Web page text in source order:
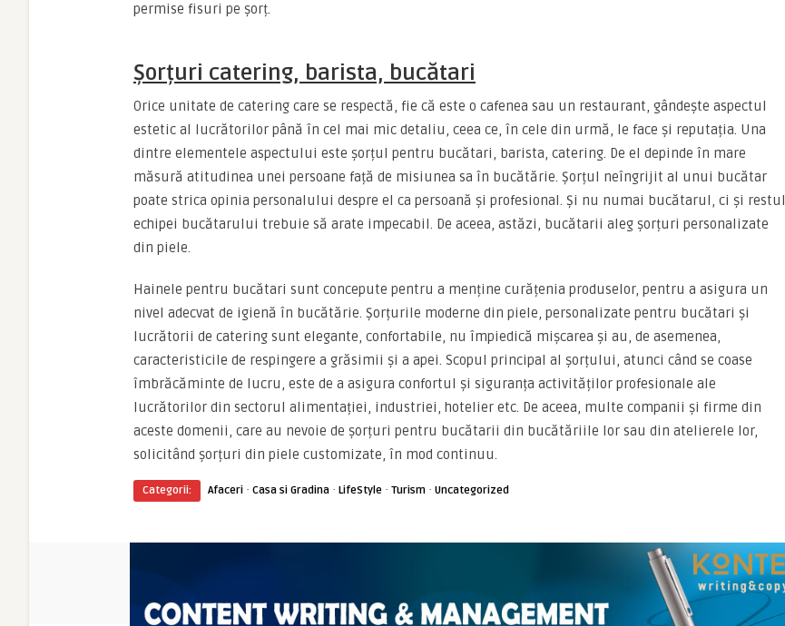
permise fisuri pe șorț.
Șorțuri catering, barista, bucătari
Orice unitate de catering care se respectă, fie că este o cafenea sau un restaurant, gândește aspectul
estetic al lucrătorilor până în cel mai mic detaliu, ceea ce, în cele din urmă, le face și reputația. Una
dintre elementele aspectului este șorțul pentru bucătari, barista, catering. De el depinde în mare
măsură atitudinea unei persoane față de misiunea sa în bucătărie. Șorțul neîngrijit al unui bucătar
poate strica opinia personalului despre el ca persoană și profesional. Și nu numai bucătarul, ci și restul
echipei bucătarului trebuie să arate impecabil. De aceea, astăzi, bucătarii aleg șorțuri personalizate
din piele.
Hainele pentru bucătari sunt concepute pentru a menține curățenia produselor, pentru a asigura un
nivel adecvat de igienă în bucătărie. Șorțurile moderne din piele, personalizate pentru bucătari și
lucrătorii de catering sunt elegante, confortabile, nu împiedică mișcarea și au, de asemenea,
caracteristicile de respingere a grăsimii și a apei. Scopul principal al șorțului, atunci când se coase
îmbrăcăminte de lucru, este de a asigura confortul și siguranța activităților profesionale ale
lucrătorilor din sectorul alimentației, industriei, hotelier etc. De aceea, multe companii și firme din
aceste domenii, care au nevoie de șorțuri pentru bucătarii din bucătăriile lor sau din atelierele lor,
solicitând șorțuri din piele customizate, în mod continuu.
Categorii: Afaceri · Casa si Gradina · LifeStyle · Turism · Uncategorized